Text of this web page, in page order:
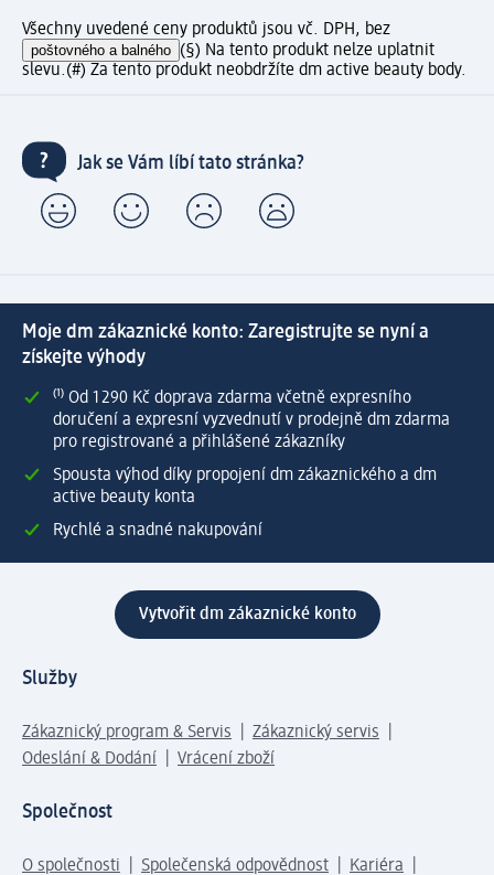
Všechny uvedené ceny produktů jsou vč. DPH, bez
poštovného a balného (§) Na tento produkt nelze uplatnit
slevu.(#) Za tento produkt neobdržíte dm active beauty body.
Jak se Vám líbí tato stránka?
Moje dm zákaznické konto: Zaregistrujte se nyní a
získejte výhody
⁽¹⁾ Od 1 290 Kč doprava zdarma včetně expresního
doručení a expresní vyzvednutí v prodejně dm zdarma
pro registrované a přihlášené zákazníky
Spousta výhod díky propojení dm zákaznického a dm
active beauty konta
Rychlé a snadné nakupování
Vytvořit dm zákaznické konto
Služby
Zákaznický program & Servis
Zákaznický servis
Odeslání & Dodání
Vrácení zboží
Společnost
O společnosti Společenská odpovědnost
Kariéra